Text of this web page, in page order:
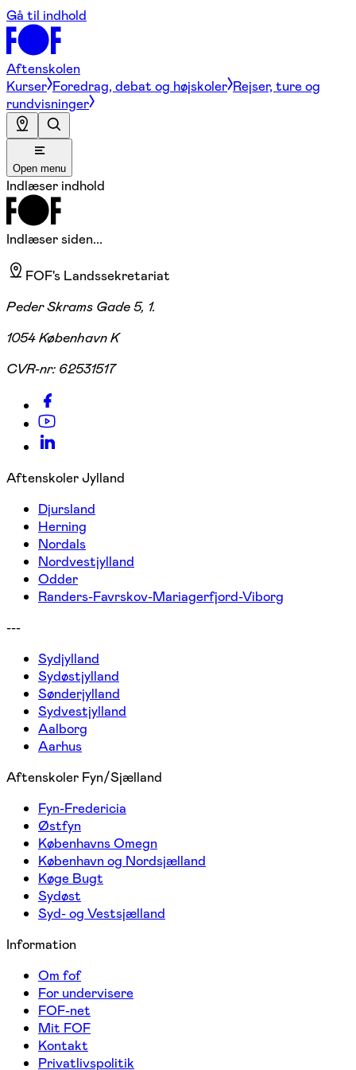
Gå til indhold
Aftenskolen
Kurser Foredrag, debat og højskoler Rejser, ture og
rundvisninger
Open menu
Indlæser indhold
Indlæser siden...
FOF's Landssekretariat
Peder Skrams Gade 5, 1.
1054 København K
CVR-nr: 62531517
Aftenskoler Jylland
Djursland
Herning
Nordals
Nordvestjylland
Odder
Randers-Favrskov-Mariagerfjord-Viborg
---
Sydjylland
Sydøstjylland
Sønderjylland
Sydvestjylland
Aalborg
Aarhus
Aftenskoler Fyn/Sjælland
Fyn-Fredericia
Østfyn
Københavns Omegn
København og Nordsjælland
Køge Bugt
Sydøst
Syd- og Vestsjælland
Information
Om fof
For undervisere
FOF-net
Mit FOF
Kontakt
Privatlivspolitik